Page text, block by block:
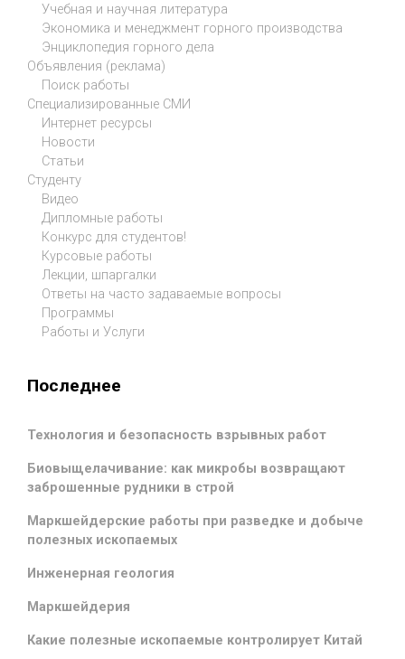
Учебная и научная литература
Экономика и менеджмент горного производства
Энциклопедия горного дела
Объявления (реклама)
Поиск работы
Специализированные СМИ
Интернет ресурсы
Новости
Статьи
Студенту
Видео
Дипломные работы
Конкурс для студентов!
Курсовые работы
Лекции, шпаргалки
Ответы на часто задаваемые вопросы
Программы
Работы и Услуги
Последнее
Технология и безопасность взрывных работ
Биовыщелачивание: как микробы возвращают
заброшенные рудники в строй
Маркшейдерские работы при разведке и добыче
полезных ископаемых
Инженерная геология
Маркшейдерия
Какие полезные ископаемые контролирует Китай